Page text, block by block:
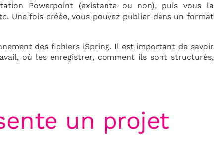
Powerpoint (existante ou non), puis vous la
Une fois créée, vous pouvez publier dans un format
des fichiers iSpring. Il est important de savoir
où les enregistrer, comment ils sont structurés,
un projet